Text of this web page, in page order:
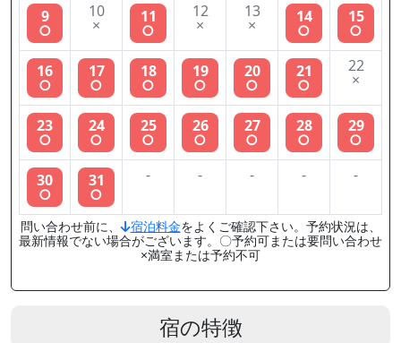
9
○
10
× 11
○
12
×
13
× 14
○
15
○
16
○
17
○
18
○
19
○
20
○
21
○
22
×
23
○
24
○
25
○
26
○
27
○
28
○
29
○
30
○
31
○
- - - - -
問い合わせ前に、 宿泊料金をよくご確認下さい。予約状況は、
最新情報でない場合がございます。〇予約可または要問い合わせ
×満室または予約不可
宿の特徴